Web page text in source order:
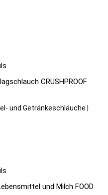
CRUSHPROOF
und Getränkeschläuche |
und Milch FOOD